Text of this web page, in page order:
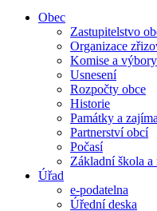
Obec
Zastupitelstvo
Organizace
Komise a výbory
Usnesení
Rozpočty obce
Historie
Památky a
Partnerství obcí
Počasí
Základní škola a
Úřad
e-podatelna
Úřední deska